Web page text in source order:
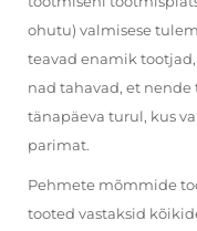
ohutu) valmisese
teavad enamik
nad tahavad, et
tänapäeva turul, kus
parimat.
Pehmete mõmmide
tooted vastaksid